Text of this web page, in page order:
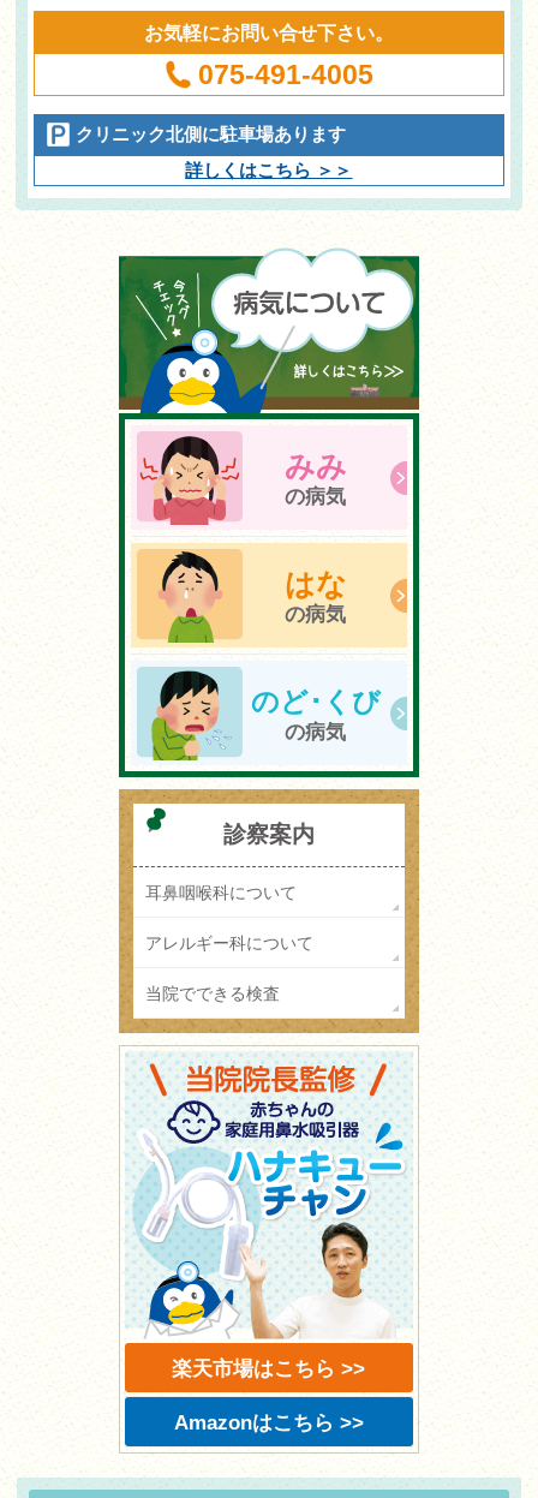
お気軽にお問い合せ下さい。
075-491-4005
クリニック北側に駐車場あります
詳しくはこちら ＞＞
みみ
の病気
はな
の病気
のど･くび
の病気
診察案内
耳鼻咽喉科について
アレルギー科について
当院でできる検査
楽天市場はこちら >>
Amazonはこちら >>